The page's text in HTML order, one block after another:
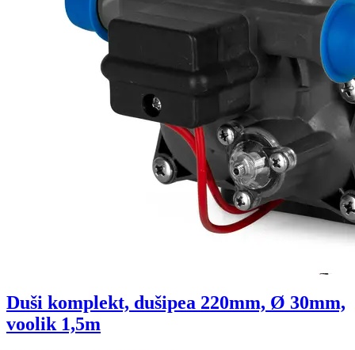
Duši komplekt, dušipea 220mm, Ø 30mm,
voolik 1,5m